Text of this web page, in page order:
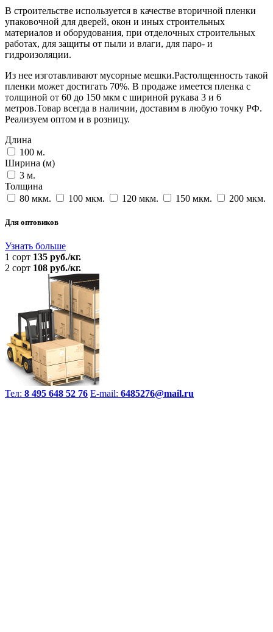
В строительстве используется в качестве вторичной пленки
упаковочной для дверей, окон и иных строительных
материалов и оборудования, при отделочных строительных
работах, для защиты от пыли и влаги, для паро- и
гидроизоляции.
Из нее изготавливают мусорные мешки.Растолщенность такой
пленки может достигать 70%. В продаже имеется пленка с
толщиной от 60 до 150 мкм с шириной рукава 3 и 6
метров.Товар всегда в наличии, доставим в любую точку РФ.
Реализуем оптом и в розницу.
Длина
100 м.
Ширина (м)
3 м.
Толщина
80 мкм.
100 мкм. 120 мкм. 150 мкм. 200 мкм.
Для оптовиков
Узнать больше
1 сорт 135 руб./кг.
2 сорт 108 руб./кг.
Тел: 8 495 648 52 76 E-mail: 6485276@mail.ru